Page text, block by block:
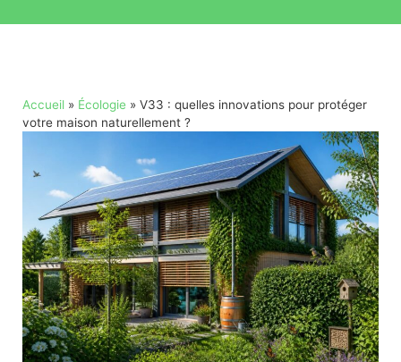
Accueil » Écologie » V33 : quelles innovations pour protéger
votre maison naturellement ?